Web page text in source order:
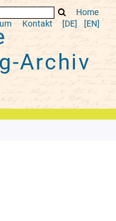
Home
Kontakt [DE] [EN]
Archiv